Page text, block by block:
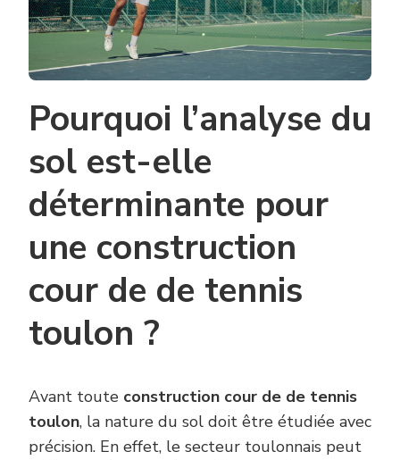
COUR
DE
DE
TENNIS
TOULON
Pourquoi l’analyse du
sol est-elle
déterminante pour
une construction
cour de de tennis
toulon ?
Avant toute construction cour de de tennis
toulon, la nature du sol doit être étudiée avec
précision. En effet, le secteur toulonnais peut